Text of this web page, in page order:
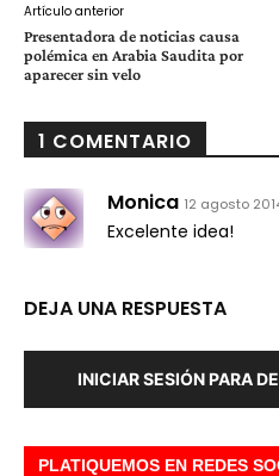
Artículo anterior
Presentadora de noticias causa
polémica en Arabia Saudita por
aparecer sin velo
1 COMENTARIO
Monica 12 agosto
Excelente idea!
DEJA UNA RESPUESTA
INICIAR SESIÓN PARA
PLATIQUEMOS EN REDES